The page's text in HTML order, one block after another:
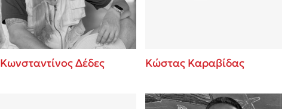
Κωνσταντίνος Δέδες Κώστας Καραβίδας